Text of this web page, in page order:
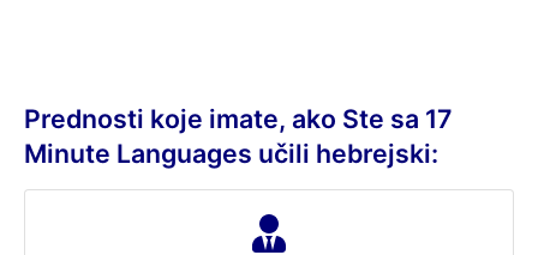
Prednosti koje imate, ako Ste sa 17
Minute Languages učili hebrejski: